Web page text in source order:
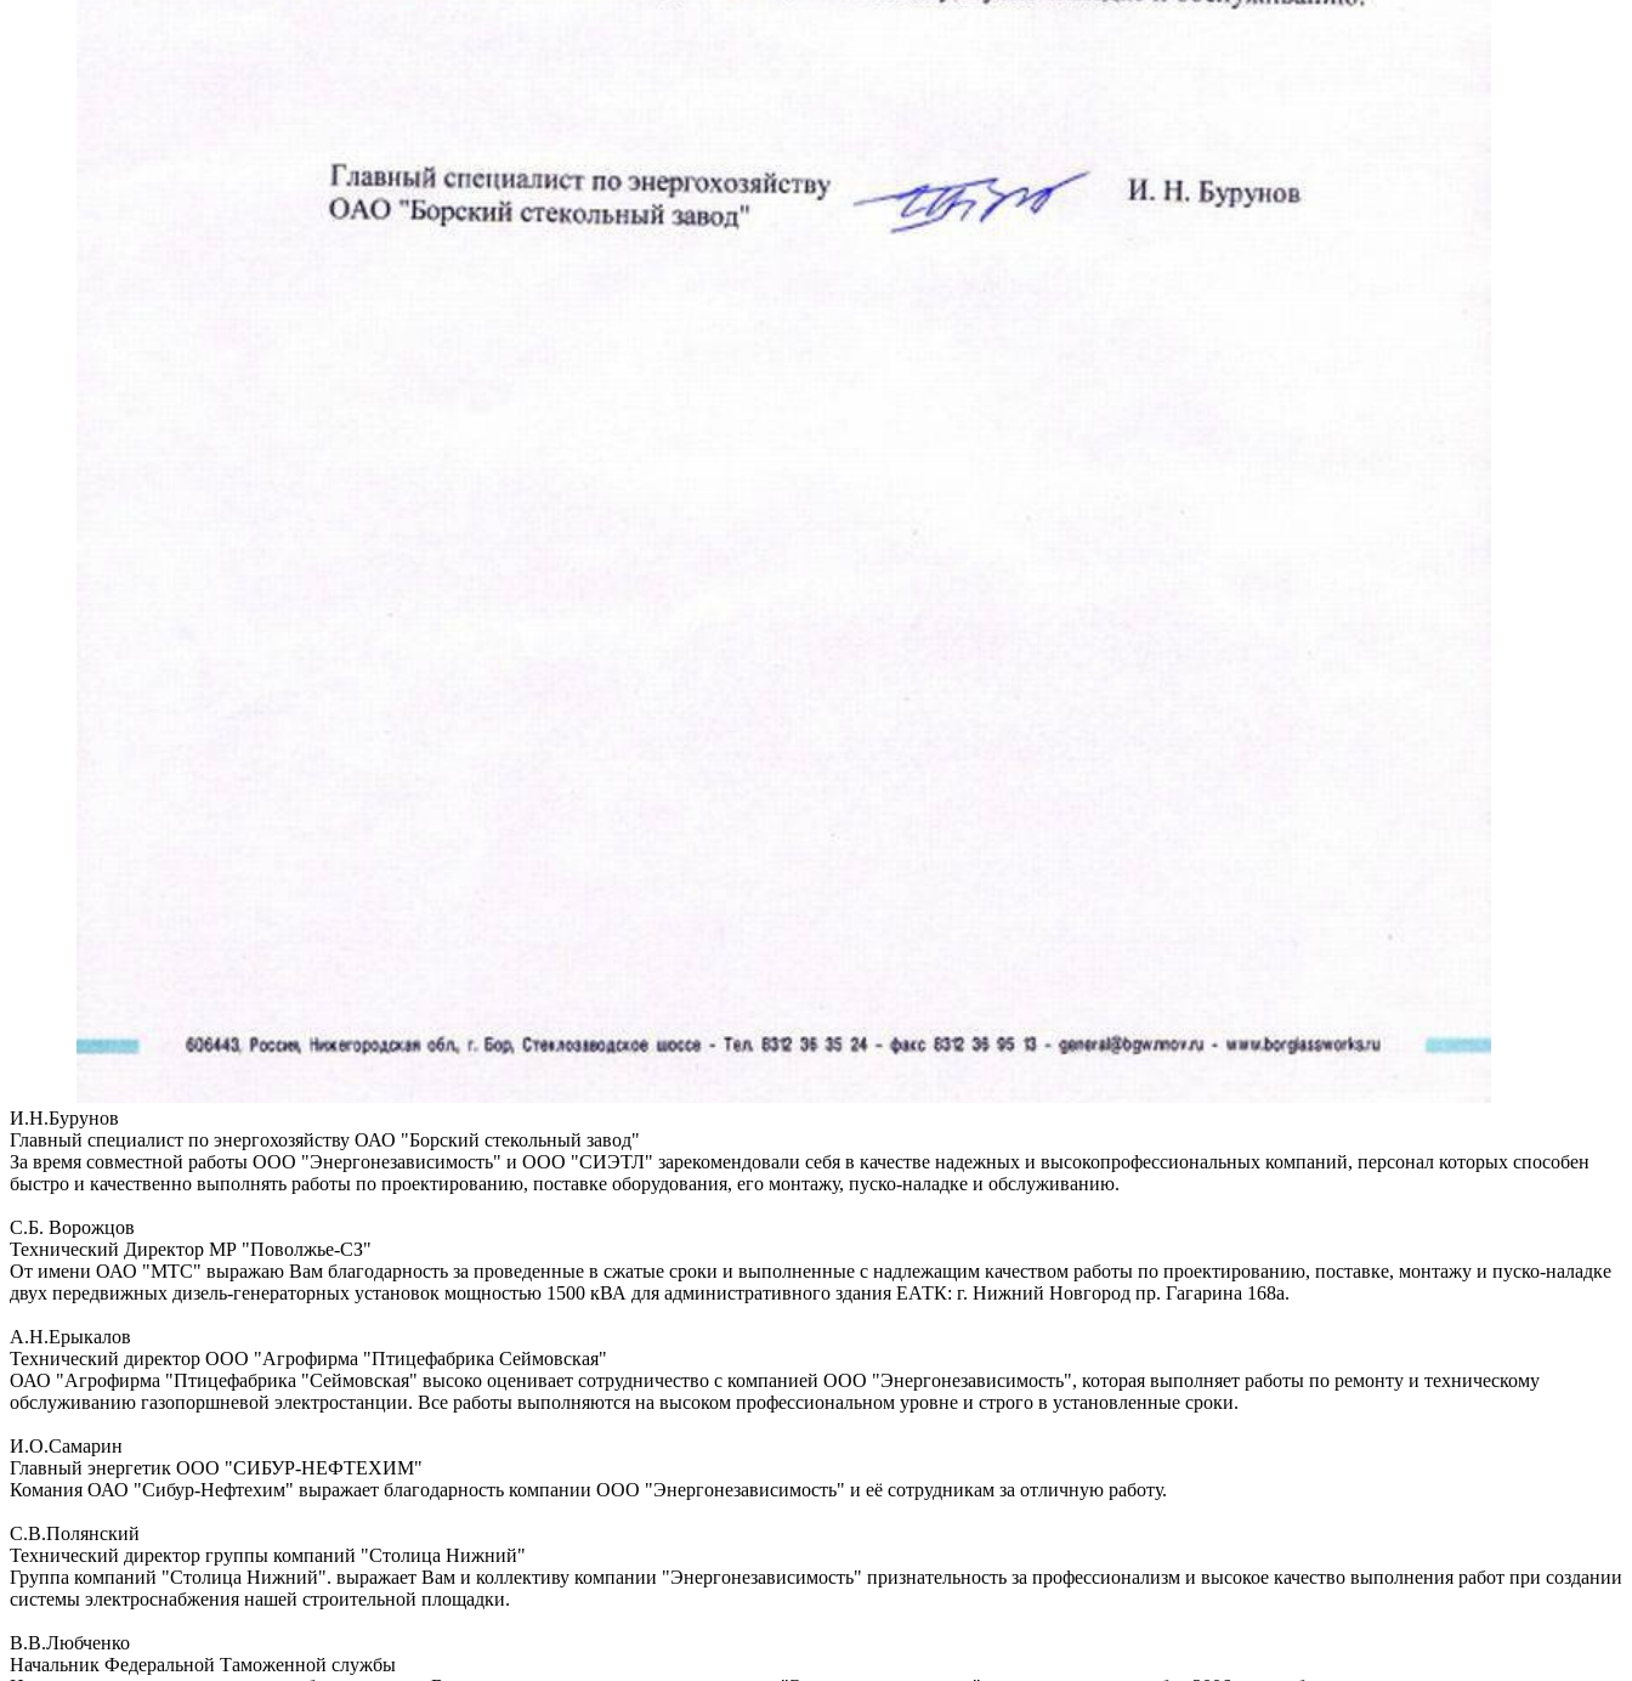
И.Н.Бурунов
Главный специалист по энергохозяйству ОАО "Борский стекольный завод"
За время совместной работы ООО "Энергонезависимость" и ООО "СИЭТЛ" зарекомендовали себя в качестве надежных и высокопрофессиональных компаний, персонал которых способен
быстро и качественно выполнять работы по проектированию, поставке оборудования, его монтажу, пуско-наладке и обслуживанию.
С.Б. Ворожцов
Технический Директор МР "Поволжье-СЗ"
От имени ОАО "МТС" выражаю Вам благодарность за проведенные в сжатые сроки и выполненные с надлежащим качеством работы по проектированию, поставке, монтажу и пуско-наладке
двух передвижных дизель-генераторных установок мощностью 1500 кВА для административного здания ЕАТК: г. Нижний Новгород пр. Гагарина 168а.
А.Н.Ерыкалов
Технический директор ООО "Агрофирма "Птицефабрика Сеймовская"
ОАО "Агрофирма "Птицефабрика "Сеймовская" высоко оценивает сотрудничество с компанией ООО "Энергонезависимость", которая выполняет работы по ремонту и техническому
обслуживанию газопоршневой электростанции. Все работы выполняются на высоком профессиональном уровне и строго в установленные сроки.
И.О.Самарин
Главный энергетик ООО "СИБУР-НЕФТЕХИМ"
Комания ОАО "Сибур-Нефтехим" выражает благодарность компании ООО "Энергонезависимость" и её сотрудникам за отличную работу.
С.В.Полянский
Технический директор группы компаний "Столица Нижний"
Группа компаний "Столица Нижний". выражает Вам и коллективу компании "Энергонезависимость" признательность за профессионализм и высокое качество выполнения работ при создании
системы электроснабжения нашей строительной площадки.
В.В.Любченко
Начальник Федеральной Таможенной службы